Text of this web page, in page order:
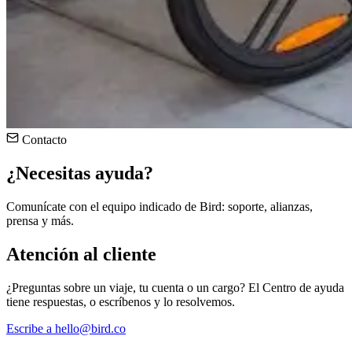
Contacto
¿Necesitas ayuda?
Comunícate con el equipo indicado de Bird: soporte, alianzas,
prensa y más.
Atención al cliente
¿Preguntas sobre un viaje, tu cuenta o un cargo? El Centro de ayuda
tiene respuestas, o escríbenos y lo resolvemos.
Escribe a hello@bird.co